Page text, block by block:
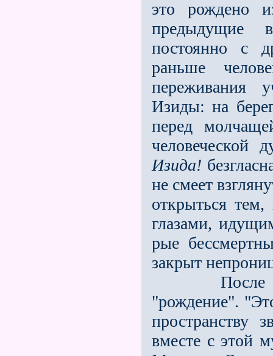
это рождено
предыдущие
постоянно с
раньше
переживания
Изиды: на
перед
человеческой
Изида!
не смеет
открыть­ся
глазами,
рые
закрыт
После
"рождение".
вместе с этой